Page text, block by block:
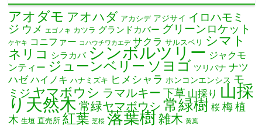
アオダモ アオハダ アカシデ アジサイ イロハモミ
ジ ウメ エゴノキ カツラ グランドカバー グリーンロケット
ケヤキ コニファー コハウチワカエデ サクラ サルスベリ シマト
ネリコ
シラカバ シンボルツリー ジャクモ
ンティー ジューンベリー ソヨゴ ツリバナ ナツ
ハゼ ハイノキ ハナミズキ ヒメシャラ ホンコンエンシス モ
ミジ ヤマボウシ ラマルキー 下草 山採り 山採
り天然木 常緑ヤマボウシ 常緑樹 桜 梅 植
木 生垣 直売所 紅葉 芝桜 落葉樹 雑木 黄葉